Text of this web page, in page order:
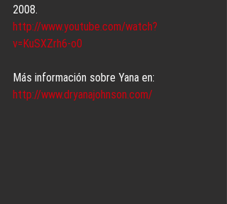
2008.
http://www.youtube.com/watch?
v=KuSXZrh6-o0
Más información sobre Yana en:
http://www.dryanajohnson.com/